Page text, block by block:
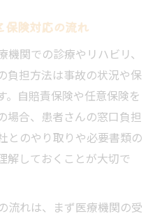
保険対応の流れ
関での診療やリハビリ、
負担方法は事故の状況や保
。自賠責保険や任意保険を
場合、患者さんの窓口負担
とのやり取りや必要書類の
解しておくことが大切で
流れは、まず医療機関の受